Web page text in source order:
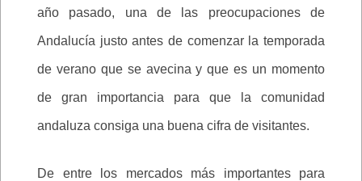
año pasado, una de las preocupaciones de
Andalucía justo antes de comenzar la temporada
de verano que se avecina y que es un momento
de gran importancia para que la comunidad
andaluza consiga una buena cifra de visitantes.
De entre los mercados más importantes para